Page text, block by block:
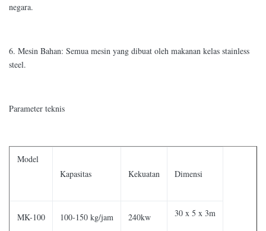
negara.
6. Mesin Bahan: Semua mesin yang dibuat oleh makanan kelas stainless
steel.
Parameter teknis
Model
Kapasitas
Kekuatan Dimensi
MK-100 100-150 kg/jam 240kw 30 x 5 x 3m